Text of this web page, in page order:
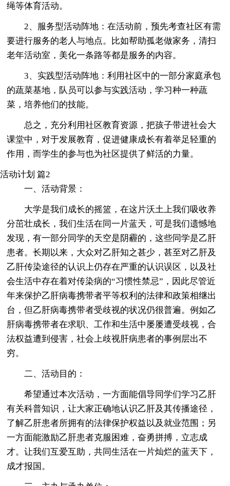
绳等体育活动。
2、服务型活动阵地：在活动前，预先考查社区有需
要进行服务的老人与地点。比如帮助孤老做家务，清扫
老年活动室，美化一条路等都是服务的内容。
3、实践型活动阵地：利用社区中的一部分家庭承包
的蔬菜基地，队员可以参与实践活动，学习种一种蔬
菜，培养他们的技能。
总之，充分利用社区教育资源，把孩子带进社会大
课堂中，对于发展教育，促进健康成长有着举足轻重的
作用，而学生的参与也为社区提供了鲜活的力量。
活动计划 篇2
一、活动背景：
大学是我们成长的摇篮，在这片沃土上我们吸收养
分茁壮成长，我们生活在同一片蓝天，可是我们遗憾地
发现，有一部分同学的天空是阴霾的，这些同学是乙肝
患者。长期以来，大众对乙肝知之甚少，甚至对乙肝及
乙肝传染途径的认识上仍存在严重的认识误区，以及社
会生活中存在着对传染病的“习惯性禁忌”，因此尽管近
年来保护乙肝病毒携带者平等权利的法律和政策相继出
台，但乙肝病毒携带者受歧视的状况仍很普遍。例如乙
肝病毒携带者在求职、工作和生活中屡屡遭受歧视，合
法权益遭到侵害，社会上歧视肝病患者的事例层出不
穷。
二、活动目的：
希望通过本次活动，一方面能倡导同学们学习乙肝
有关科普知识，让大家正确地认识乙肝及其传播途径，
了解乙肝患者所拥有的法律保护权益以及就业范围；另
一方面能激励乙肝患者克服困难，奋勇拼搏，立志成
才。让我们互爱互助，共同生活在一片灿烂的蓝天下，
成才报国。